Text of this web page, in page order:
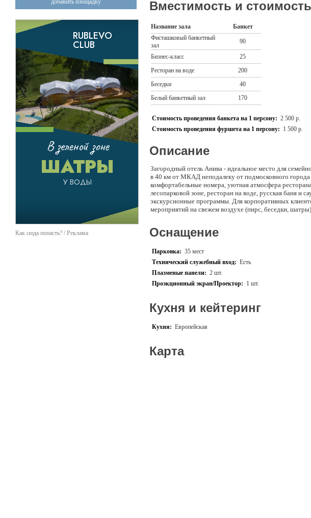
добавить площадку
Как сюда попасть? / Реклама
Вместимость и стоимость
Название зала
Банкет
Фисташковый банкетный
зал
90
Бизнес-класс
25
Ресторан на воде
200
Беседки
40
Белый банкетный зал
170
Стоимость проведения банкета на 1 персону: 2 500 р.
Стоимость проведения фуршета на 1 персону: 1 500 р.
Описание
Загородный отель Анива - идеальное место для
в 40 км от МКАД неподалеку от подмосковного
комфортабельные номера, уютная атмосфера
лесопарковой зоне, ресторан на воде, русская баня и
экскурсионные программы. Для корпоративных
мероприятий на свежем воздухе (пирс, беседки,
Оснащение
Парковка: 35 мест
Технический служебный вход: Есть
Плазменые панели: 2 шт.
Проэкционный экран/Проектор: 1 шт.
Кухня и кейтеринг
Кухня: Европейская
Карта